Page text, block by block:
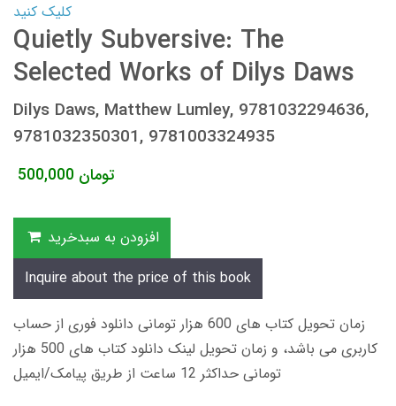
کلیک کنید
Quietly Subversive: The
Selected Works of Dilys Daws
Dilys Daws, Matthew Lumley, 9781032294636,
9781032350301, 9781003324935
500,000 تومان
افزودن به سبدخرید
Inquire about the price of this book
زمان تحویل کتاب های 600 هزار تومانی دانلود فوری از حساب
کاربری می باشد، و زمان تحویل لینک دانلود کتاب های 500 هزار
تومانی حداکثر 12 ساعت از طریق پیامک/ایمیل